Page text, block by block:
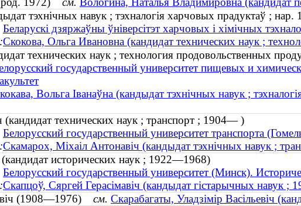
тэхнічных навук ; тэхналогія харчовых прадуктаў ; нар.
Беларускі дзяржаўны ўніверсітэт харчовых і хімічных
Скокова, Ольга Ивановна (кандидат технических наук ;
технических наук ; технология продовольственных
государственный университет пищевых и
Вольга Іванаўна (кандыдат тэхнічных навук ;
технических наук ; транспорт ; 1904— )
Белорусский государственный университет транспорта
Скамарох, Міхаіл Антонавіч (кандыдат тэхнічных навук ;
исторических наук ; 1922—1968)
Белорусский государственный университет (Минск).
Скапцоў, Сяргей Герасімавіч (кандыдат гістарычных навук ;
(1908—1976) см. Скарабагаты, Уладзімір Васільевіч